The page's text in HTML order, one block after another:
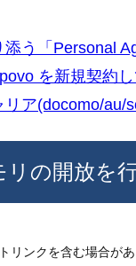
添う「Personal
を新規契約
リア(docomo/au/
リの開放を
リンクを含む場合が